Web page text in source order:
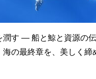
を潤す ― 船と鯨と
海の最終章を、美しく締